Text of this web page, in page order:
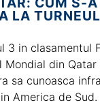
LA
3 in clasamentul
Mondial din Qatar
sa cunoasca
America de Sud.